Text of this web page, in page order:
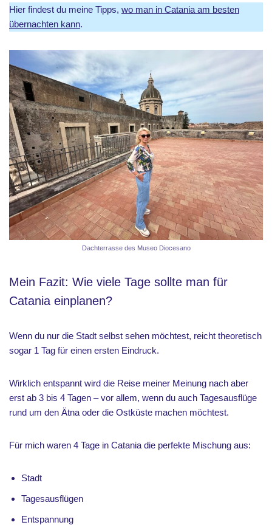
Hier findest du meine Tipps, wo man in Catania am besten
übernachten kann.
Dachterrasse des Museo Diocesano
Mein Fazit: Wie viele Tage sollte man für
Catania einplanen?
Wenn du nur die Stadt selbst sehen möchtest, reicht theoretisch
sogar 1 Tag für einen ersten Eindruck.
Wirklich entspannt wird die Reise meiner Meinung nach aber
erst ab 3 bis 4 Tagen – vor allem, wenn du auch Tagesausflüge
rund um den Ätna oder die Ostküste machen möchtest.
Für mich waren 4 Tage in Catania die perfekte Mischung aus:
Stadt
Tagesausflügen
Entspannung